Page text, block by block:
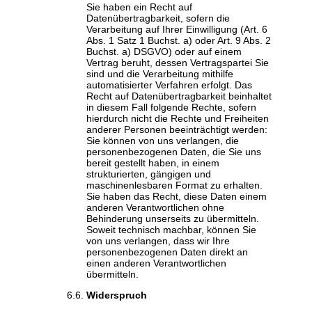
Sie haben ein Recht auf
Datenübertragbarkeit, sofern die
Verarbeitung auf Ihrer Einwilligung (Art. 6
Abs. 1 Satz 1 Buchst. a) oder Art. 9 Abs. 2
Buchst. a) DSGVO) oder auf einem
Vertrag beruht, dessen Vertragspartei Sie
sind und die Verarbeitung mithilfe
automatisierter Verfahren erfolgt. Das
Recht auf Datenübertragbarkeit beinhaltet
in diesem Fall folgende Rechte, sofern
hierdurch nicht die Rechte und Freiheiten
anderer Personen beeinträchtigt werden:
Sie können von uns verlangen, die
personenbezogenen Daten, die Sie uns
bereit gestellt haben, in einem
strukturierten, gängigen und
maschinenlesbaren Format zu erhalten.
Sie haben das Recht, diese Daten einem
anderen Verantwortlichen ohne
Behinderung unserseits zu übermitteln.
Soweit technisch machbar, können Sie
von uns verlangen, dass wir Ihre
personenbezogenen Daten direkt an
einen anderen Verantwortlichen
übermitteln.
Widerspruch